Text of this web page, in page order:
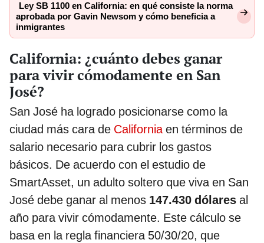
Ley SB 1100 en California: en qué consiste la norma
aprobada por Gavin Newsom y cómo beneficia a
inmigrantes
California: ¿cuánto debes ganar
para vivir cómodamente en San
José?
San José ha logrado posicionarse como la
ciudad más cara de Californiaen términos de
salario necesario para cubrir los gastos
básicos. De acuerdo con el estudio de
SmartAsset, un adulto soltero que viva en San
José debe ganar al menos 147.430 dólares al
año para vivir cómodamente. Este cálculo se
basa en la regla financiera 50/30/20, que